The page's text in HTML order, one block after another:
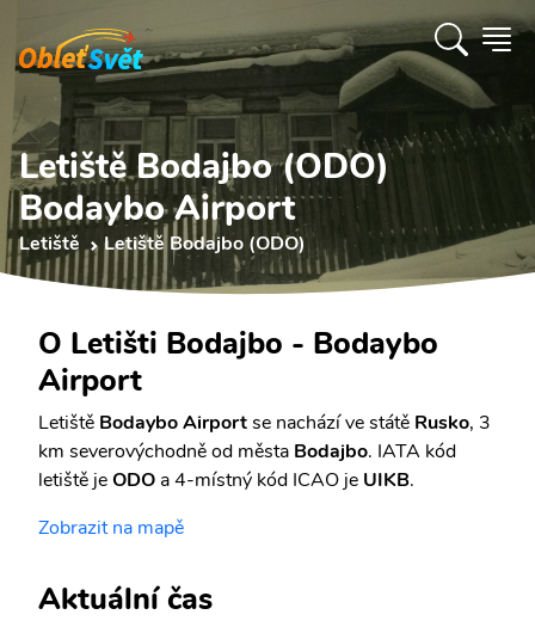
Letiště Bodajbo (ODO)
Bodaybo Airport
Letiště Letiště Bodajbo (ODO)
O Letišti Bodajbo - Bodaybo
Airport
Letiště Bodaybo Airportse nachází ve státě Rusko, 3
km severovýchodně od města Bodajbo. IATA kód
letiště jeODO a 4-místný kód ICAO je UIKB.
Zobrazit na mapě
Aktuální čas